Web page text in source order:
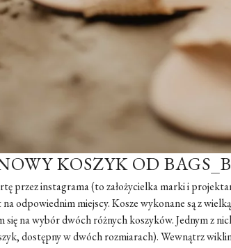
KOSZYK OD
przez instagrama (to założycielka marki i
odpowiednim miejscy. Kosze wykonane są z
się na wybór dwóch różnych koszyków. Jednym z
dostępny w dwóch rozmiarach). Wewnątrz